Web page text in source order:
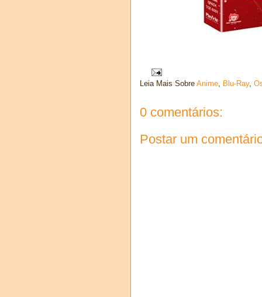
Leia Mais Sobre Anime, Blu-Ray,
0 comentários:
Postar um